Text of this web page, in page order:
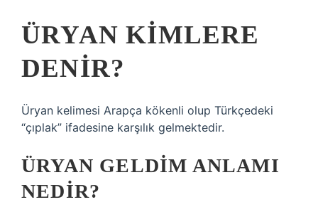
ÜRYAN KIMLERE
DENIR?
Üryan kelimesi Arapça kökenli olup Türkçedeki
“çıplak” ifadesine karşılık gelmektedir.
ÜRYAN GELDIM ANLAMI
NEDIR?